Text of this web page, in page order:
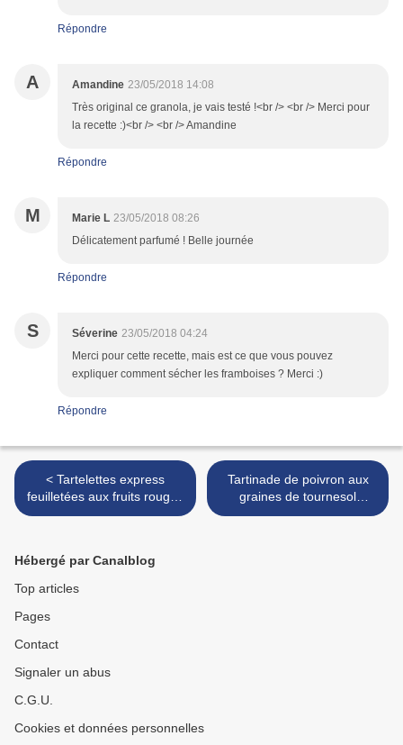
Répondre
A Amandine 23/05/2018 14:08
Très original ce granola, je vais testé !<br /> <br /> Merci pour
la recette :)<br /> <br /> Amandine
Répondre
M Marie L 23/05/2018 08:26
Délicatement parfumé ! Belle journée
Répondre
S Séverine 23/05/2018 04:24
Merci pour cette recette, mais est ce que vous pouvez
expliquer comment sécher les framboises ? Merci :)
Répondre
< Tartelettes express
feuilletées aux fruits rouges
#vegan + CONCOURS
Tartinade de poivron aux
graines de tournesol
#vegan #sans gluten >
Hébergé par Canalblog
Top articles
Pages
Contact
Signaler un abus
C.G.U.
Cookies et données personnelles